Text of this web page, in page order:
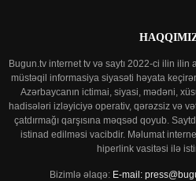
Bugun.tv internet tv və saytı 2022-ci ilin ilin
müstəqil informasiya siyasəti həyata
Azərbaycanın ictimai, siyasi, mədəni,
hadisələri izləyiciyə operativ, qərəzsiz və
çatdırmağı qarşısına məqsəd qoyub.
istinad edilməsi vacibdir. Məlumat
hiperlink vasitəsi ilə
Bizimlə əlaqə: E-mail: